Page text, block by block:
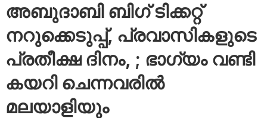
അബുദാബി ബി​ഗ് ടിക്കറ്റ്
നറുക്കെടുപ്പ്, പ്രവാസികളുടെ
പ്രതീക്ഷ ദിനം, ; ഭാ​ഗ്യം വണ്ടി
കയറി ചെന്നവരിൽ
മലയാളിയും